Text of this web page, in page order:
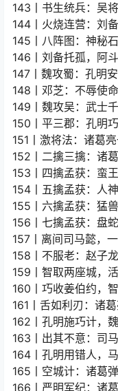
143丨书生统兵：吴
144丨火烧连营：刘
145丨八阵图：神秘
146丨刘备托孤，阿
147丨魏攻蜀：孔明
148丨邓芝：不辱使
149丨魏攻吴：武士
150丨平三郡：孔明
151丨激将法：诸葛
152丨二擒三擒：诸
153丨四擒孟获：蛮
154丨五擒孟获：人
155丨六擒孟获：猛
156丨七擒孟获：盘
157丨离间司马懿，
158丨不服老：赵子
159丨智取两座城，
160丨巧收姜伯约，
161丨舌如利刃：诸
162丨孔明施巧计，
163丨出其不意：司
164丨孔明用错人，
165丨空城计：诸葛
166丨严明军纪：诸